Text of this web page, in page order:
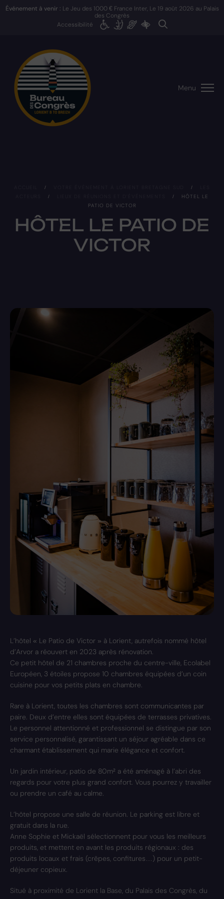
Événement à venir : Le Jeu des 1000 € France Inter, Le 19 août 2026 au Palais
des Congrès
Accessibilité
Menu
HÔTEL LE PATIO DE
VICTOR
/ /
/ /
HÔTEL LE
PATIO DE VICTOR
L’hôtel « Le Patio de Victor » à Lorient, autrefois nommé hôtel
d’Arvor a réouvert en 2023 après rénovation.
Ce petit hôtel de 21 chambres proche du centre-ville, Ecolabel
Européen, 3 étoiles propose 10 chambres équipées d’un coin
cuisine pour vos petits plats en chambre.
Rare à Lorient, toutes les chambres sont communicantes par
paire. Deux d’entre elles sont équipées de terrasses privatives.
Le personnel attentionné et professionnel se distingue par son
service personnalisé, garantissant un séjour agréable dans ce
charmant établissement qui marie élégance et confort.
Un jardin intérieur, patio de 80m² a été aménagé à l’abri des
regards pour votre plus grand confort. Vous pourrez y travailler
ou prendre un café au calme.
L’hôtel propose une salle de réunion. Le parking est libre et
gratuit dans la rue.
Anne Sophie et Mickaël sélectionnent pour vous les meilleurs
produits, et mettent en avant les produits régionaux : des
produits locaux et frais (crêpes, confitures…) pour un petit-
déjeuner copieux.
Situé à proximité de Lorient la Base, du Palais des Congrès, du